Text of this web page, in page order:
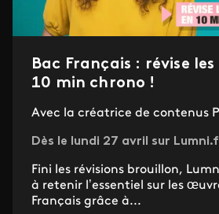
Bac Français : révise
10 min chrono !
Avec la créatrice de contenus
Dès le lundi 27 avril sur
Fini les révisions brouillon,
à retenir l’essentiel sur les
Français grâce à...